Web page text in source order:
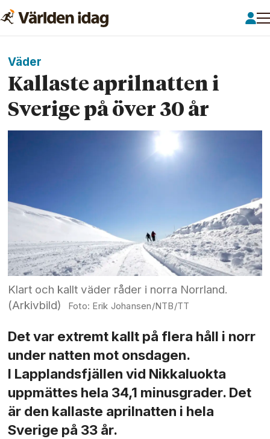
Väder
Kallaste april­natten i
Sverige på över 30 år
Klart och kallt väder råder i norra Norrland.
(Arkivbild)
Erik Johansen/NTB/TT
Det var extremt kallt på flera håll i norr
under natten mot onsdagen.
I Lapplands­fjällen vid Nikkaluokta
uppmättes hela 34,1 minus­grader. Det
är den kallaste april­natten i hela
Sverige på 33 år.